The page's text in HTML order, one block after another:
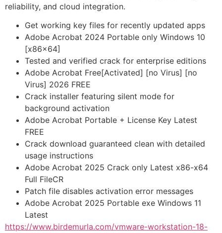
reliability, and cloud integration.
Get working key files for recently updated apps
Adobe Acrobat 2024 Portable only Windows 10
[x86x64]
Tested and verified crack for enterprise editions
Adobe Acrobat Free[Activated] [no Virus] [no
Virus] 2026 FREE
Crack installer featuring silent mode for
background activation
Adobe Acrobat Portable + License Key Latest
FREE
Crack download guaranteed clean with detailed
usage instructions
Adobe Acrobat 2025 Crack only Latest x86-x64
Full FileCR
Patch file disables activation error messages
Adobe Acrobat 2025 Portable exe Windows 11
Latest
https://www.birdemurla.com/vmware-workstation-18-